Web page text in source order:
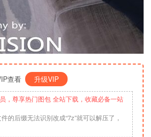
查看 升级VIP
，尊享热门图包 全站下载，收藏必备一站
的后缀无法识别改成“7z”就可以解压了，